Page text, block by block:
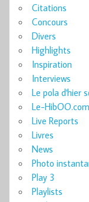
Citations
Concours
Divers
Highlights
Inspiration
Interviews
Le pola d'hier
Le-HibOO.com
Live Reports
Livres
News
Photo
Play 3
Playlists